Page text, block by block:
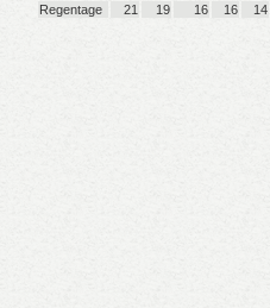
Regentage
21 19 16 16 14